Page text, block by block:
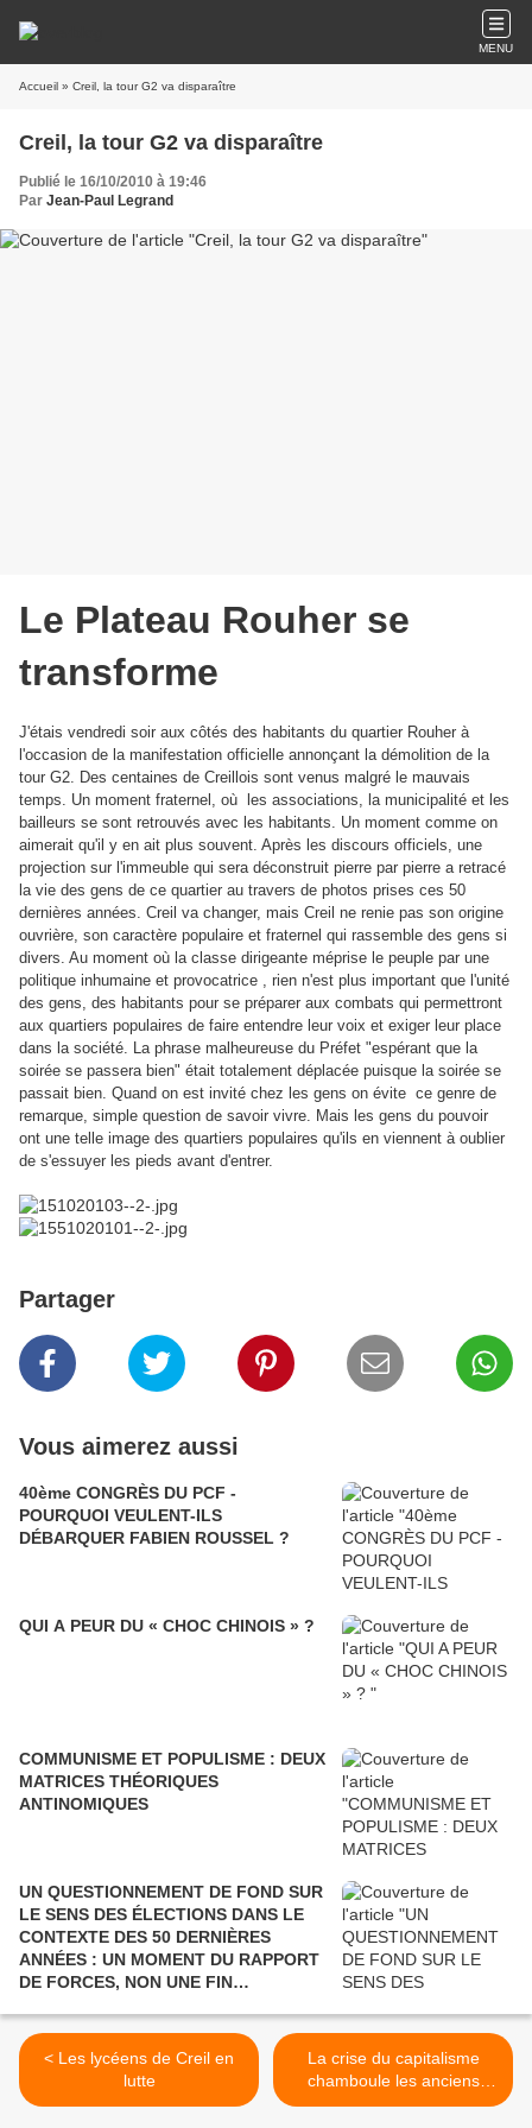
MENU
Accueil » Creil, la tour G2 va disparaître
Creil, la tour G2 va disparaître
Publié le 16/10/2010 à 19:46
Par Jean-Paul Legrand
Le Plateau Rouher se
transforme
J'étais vendredi soir aux côtés des habitants du quartier Rouher à
l'occasion de la manifestation officielle annonçant la démolition de la
tour G2. Des centaines de Creillois sont venus malgré le mauvais
temps. Un moment fraternel, où les associations, la municipalité et les
bailleurs se sont retrouvés avec les habitants. Un moment comme on
aimerait qu'il y en ait plus souvent. Après les discours officiels, une
projection sur l'immeuble qui sera déconstruit pierre par pierre a retracé
la vie des gens de ce quartier au travers de photos prises ces 50
dernières années. Creil va changer, mais Creil ne renie pas son origine
ouvrière, son caractère populaire et fraternel qui rassemble des gens si
divers. Au moment où la classe dirigeante méprise le peuple par une
politique inhumaine et provocatrice , rien n'est plus important que l'unité
des gens, des habitants pour se préparer aux combats qui permettront
aux quartiers populaires de faire entendre leur voix et exiger leur place
dans la société. La phrase malheureuse du Préfet "espérant que la
soirée se passera bien" était totalement déplacée puisque la soirée se
passait bien. Quand on est invité chez les gens on évite ce genre de
remarque, simple question de savoir vivre. Mais les gens du pouvoir
ont une telle image des quartiers populaires qu'ils en viennent à oublier
de s'essuyer les pieds avant d'entrer.
Partager
Vous aimerez aussi
40ème CONGRÈS DU PCF -
POURQUOI VEULENT-ILS
DÉBARQUER FABIEN ROUSSEL ?
QUI A PEUR DU « CHOC CHINOIS » ?
COMMUNISME ET POPULISME : DEUX
MATRICES THÉORIQUES
ANTINOMIQUES
UN QUESTIONNEMENT DE FOND SUR
LE SENS DES ÉLECTIONS DANS LE
CONTEXTE DES 50 DERNIÈRES
ANNÉES : UN MOMENT DU RAPPORT
DE FORCES, NON UNE FIN
< Les lycéens de Creil en
lutte
La crise du capitalisme
chamboule les anciens
repères >